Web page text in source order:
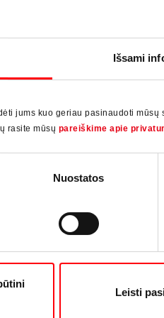
Išsami
jums kuo geriau pasinaudoti
rasite mūsų pareiškime apie
Nuostatos
Leisti
ir
montavimo patogumą.
paslėptus vyrius „Roto
„Eifel